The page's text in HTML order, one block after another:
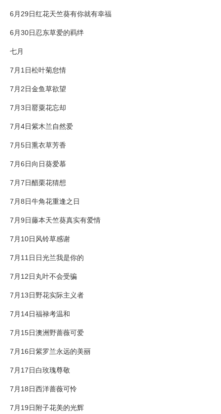
6月29日红花天竺葵有你就有幸福
6月30日忍东草爱的羁绊
七月
7月1日松叶菊怠情
7月2日金鱼草欲望
7月3日罂粟花忘却
7月4日紫木兰自然爱
7月5日熏衣草芳香
7月6日向日葵爱慕
7月7日醋栗花猜想
7月8日牛角花重逢之日
7月9日藤本天竺葵真实有爱情
7月10日风铃草感谢
7月11日日光兰我是你的
7月12日丸叶不会受骗
7月13日野花实际主义者
7月14日福禄考温和
7月15日澳洲野蔷薇可爱
7月16日紫罗兰永远的美丽
7月17日白玫瑰尊敬
7月18日西洋蔷薇可怜
7月19日附子花美的光辉